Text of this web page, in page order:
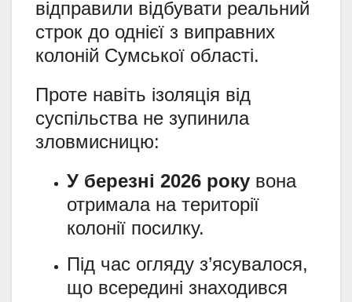
відправили відбувати реальний
строк до однієї з виправних
колоній Сумської області.
Проте навіть ізоляція від
суспільства не зупинила
зловмисницю:
У березні 2026 року вона
отримала на території
колонії посилку.
Під час огляду з’ясувалося,
що всередині знаходився